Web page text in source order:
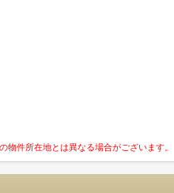
件所在地とは異なる場合がございます。